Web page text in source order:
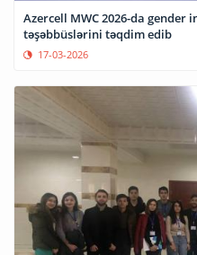
Azercell MWC 2026-da
təşəbbüslərini təqdim edib
17-03-2026